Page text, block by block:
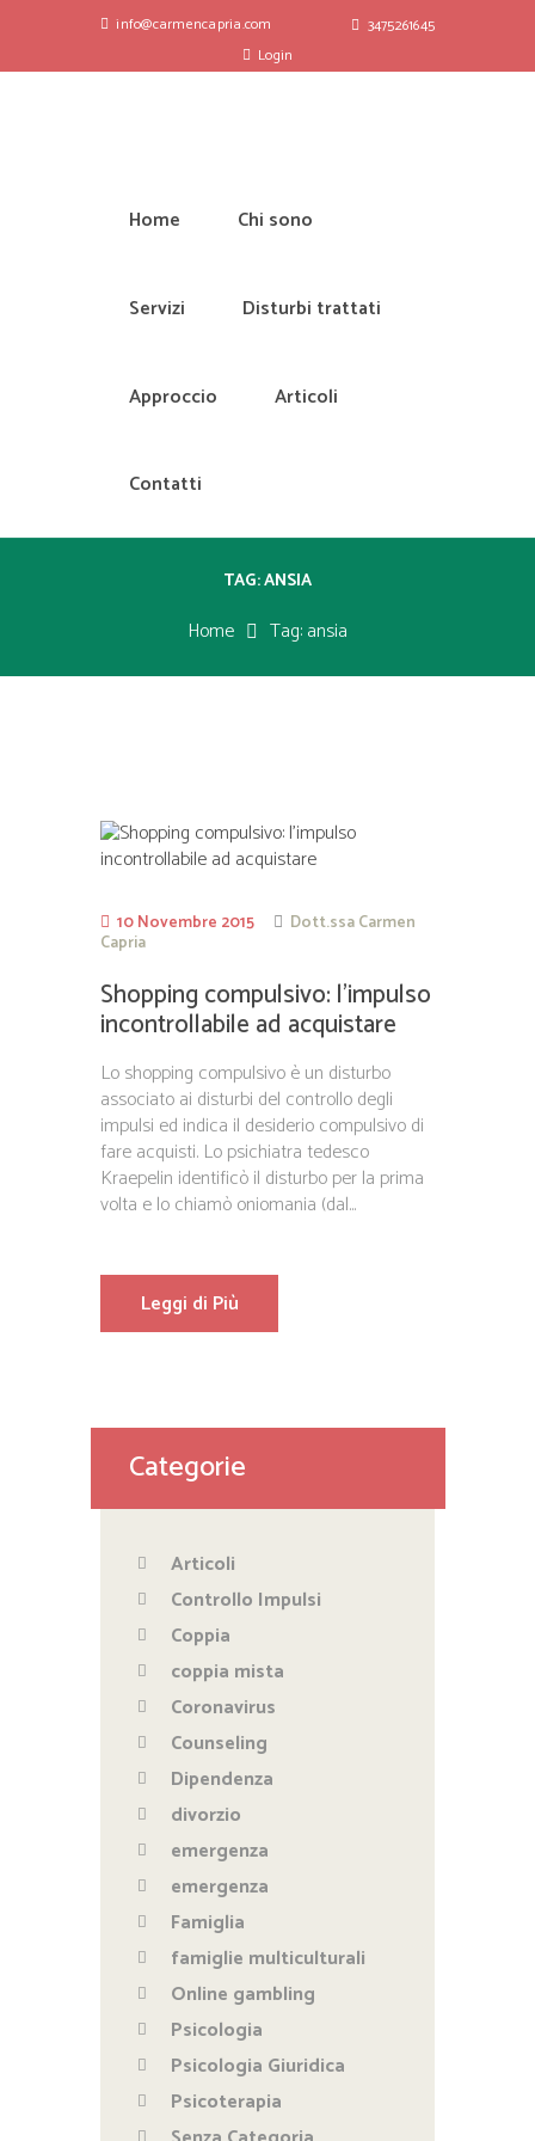
3475261645
info@carmencapria.com
Login
Home Chi sono
Servizi Disturbi trattati
Approccio Articoli
Contatti
TAG: ANSIA
Home Tag: ansia
10 Novembre 2015 Dott.ssa Carmen
Capria
Shopping compulsivo: l’impulso
incontrollabile ad acquistare
Lo shopping compulsivo è un disturbo
associato ai disturbi del controllo degli
impulsi ed indica il desiderio compulsivo di
fare acquisti. Lo psichiatra tedesco
Kraepelin identificò il disturbo per la prima
volta e lo chiamò oniomania (dal...
Leggi di Più
Categorie
Articoli
Controllo Impulsi
Coppia
coppia mista
Coronavirus
Counseling
Dipendenza
divorzio
emergenza
emergenza
Famiglia
famiglie multiculturali
Online gambling
Psicologia
Psicologia Giuridica
Psicoterapia